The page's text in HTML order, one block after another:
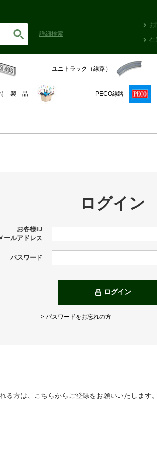
詳細検索
お
在
ユニトラック（線路）
製 品 PECO線路
ログイン
お客様ID
ールアドレス
パスワード
ログイン
> パスワードをお忘れの方
る方は、こちらからご登録をお願いいたします